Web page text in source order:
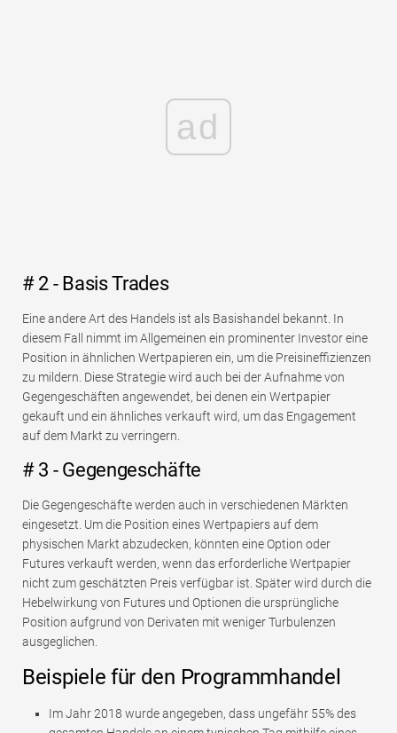
ad
# 2 - Basis Trades
Eine andere Art des Handels ist als Basishandel bekannt. In
diesem Fall nimmt im Allgemeinen ein prominenter Investor eine
Position in ähnlichen Wertpapieren ein, um die Preisineffizienzen
zu mildern. Diese Strategie wird auch bei der Aufnahme von
Gegengeschäften angewendet, bei denen ein Wertpapier
gekauft und ein ähnliches verkauft wird, um das Engagement
auf dem Markt zu verringern.
# 3 - Gegengeschäfte
Die Gegengeschäfte werden auch in verschiedenen Märkten
eingesetzt. Um die Position eines Wertpapiers auf dem
physischen Markt abzudecken, könnten eine Option oder
Futures verkauft werden, wenn das erforderliche Wertpapier
nicht zum geschätzten Preis verfügbar ist. Später wird durch die
Hebelwirkung von Futures und Optionen die ursprüngliche
Position aufgrund von Derivaten mit weniger Turbulenzen
ausgeglichen.
Beispiele für den Programmhandel
Im Jahr 2018 wurde angegeben, dass ungefähr 55% des